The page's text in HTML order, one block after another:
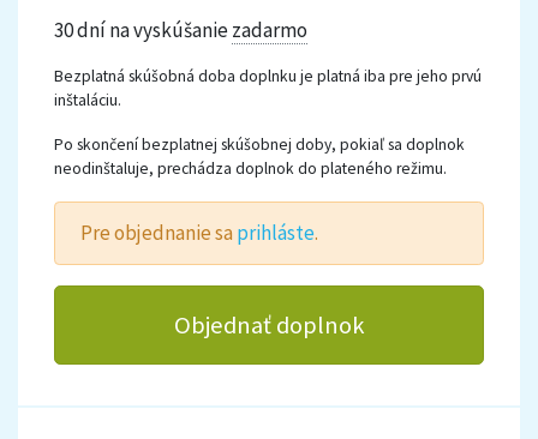
30 dní na vyskúšaniezadarmo
Bezplatná skúšobná doba doplnku je platná iba pre jeho prvú
inštaláciu.
Po skončení bezplatnej skúšobnej doby, pokiaľ sa doplnok
neodinštaluje, prechádza doplnok do plateného režimu.
Pre objednanie sa prihláste.
Objednať doplnok